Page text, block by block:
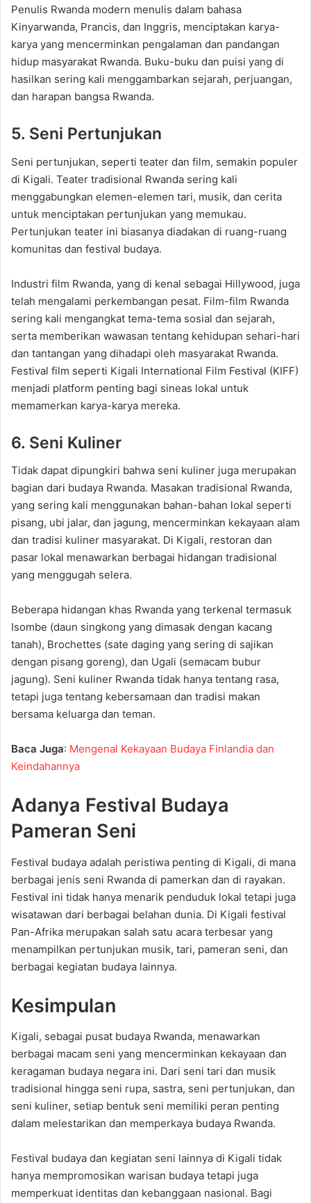
Penulis Rwanda modern menulis dalam bahasa
Kinyarwanda, Prancis, dan Inggris, menciptakan karya-
karya yang mencerminkan pengalaman dan pandangan
hidup masyarakat Rwanda. Buku-buku dan puisi yang di
hasilkan sering kali menggambarkan sejarah, perjuangan,
dan harapan bangsa Rwanda.
5. Seni Pertunjukan
Seni pertunjukan, seperti teater dan film, semakin populer
di Kigali. Teater tradisional Rwanda sering kali
menggabungkan elemen-elemen tari, musik, dan cerita
untuk menciptakan pertunjukan yang memukau.
Pertunjukan teater ini biasanya diadakan di ruang-ruang
komunitas dan festival budaya.
Industri film Rwanda, yang di kenal sebagai Hillywood, juga
telah mengalami perkembangan pesat. Film-film Rwanda
sering kali mengangkat tema-tema sosial dan sejarah,
serta memberikan wawasan tentang kehidupan sehari-hari
dan tantangan yang dihadapi oleh masyarakat Rwanda.
Festival film seperti Kigali International Film Festival (KIFF)
menjadi platform penting bagi sineas lokal untuk
memamerkan karya-karya mereka.
6. Seni Kuliner
Tidak dapat dipungkiri bahwa seni kuliner juga merupakan
bagian dari budaya Rwanda. Masakan tradisional Rwanda,
yang sering kali menggunakan bahan-bahan lokal seperti
pisang, ubi jalar, dan jagung, mencerminkan kekayaan alam
dan tradisi kuliner masyarakat. Di Kigali, restoran dan
pasar lokal menawarkan berbagai hidangan tradisional
yang menggugah selera.
Beberapa hidangan khas Rwanda yang terkenal termasuk
Isombe (daun singkong yang dimasak dengan kacang
tanah), Brochettes (sate daging yang sering di sajikan
dengan pisang goreng), dan Ugali (semacam bubur
jagung). Seni kuliner Rwanda tidak hanya tentang rasa,
tetapi juga tentang kebersamaan dan tradisi makan
bersama keluarga dan teman.
Baca Juga: Mengenal Kekayaan Budaya Finlandia dan
Keindahannya
Adanya Festival Budaya
Pameran Seni
Festival budaya adalah peristiwa penting di Kigali, di mana
berbagai jenis seni Rwanda di pamerkan dan di rayakan.
Festival ini tidak hanya menarik penduduk lokal tetapi juga
wisatawan dari berbagai belahan dunia. Di Kigali festival
Pan-Afrika merupakan salah satu acara terbesar yang
menampilkan pertunjukan musik, tari, pameran seni, dan
berbagai kegiatan budaya lainnya.
Kesimpulan
Kigali, sebagai pusat budaya Rwanda, menawarkan
berbagai macam seni yang mencerminkan kekayaan dan
keragaman budaya negara ini. Dari seni tari dan musik
tradisional hingga seni rupa, sastra, seni pertunjukan, dan
seni kuliner, setiap bentuk seni memiliki peran penting
dalam melestarikan dan memperkaya budaya Rwanda.
Festival budaya dan kegiatan seni lainnya di Kigali tidak
hanya mempromosikan warisan budaya tetapi juga
memperkuat identitas dan kebanggaan nasional. Bagi